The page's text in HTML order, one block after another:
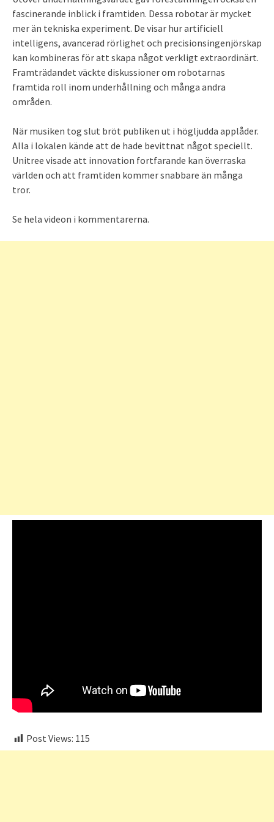
fascinerande inblick i framtiden. Dessa robotar är mycket
mer än tekniska experiment. De visar hur artificiell
intelligens, avancerad rörlighet och precisionsingenjörskap
kan kombineras för att skapa något verkligt extraordinärt.
Framträdandet väckte diskussioner om robotarnas
framtida roll inom underhållning och många andra
områden.
När musiken tog slut bröt publiken ut i högljudda applåder.
Alla i lokalen kände att de hade bevittnat något speciellt.
Unitree visade att innovation fortfarande kan överraska
världen och att framtiden kommer snabbare än många
tror.
Se hela videon i kommentarerna.
Post Views: 115